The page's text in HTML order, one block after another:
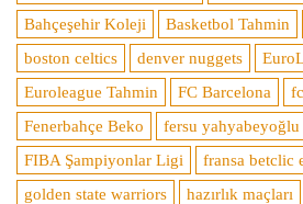
Bahçeşehir Koleji
Basketbol Tahmin
boston celtics
denver nuggets
Euroleague Tahmin
FC Barcelona
Fenerbahçe Beko
fersu yahyabeyoğlu
FIBA Şampiyonlar Ligi
fransa betclic
golden state warriors
hazırlık maçları